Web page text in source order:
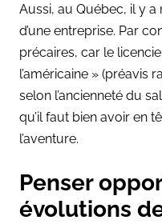
Aussi, au Québec, il y
d’une entreprise. Par
précaires, car le
l’américaine » (préavis
selon l’ancienneté du
qu’il faut bien avoir en
l’aventure.
Penser
évolutions